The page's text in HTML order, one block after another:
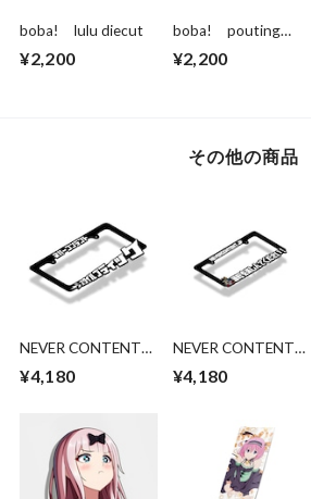
boba! lulu diecut
¥2,200
boba! pouting
¥2,200
その他の商品
NEVER CONTENT
ライセンスフレーム
¥4,180
NEVER CONTENT
スフレーム
¥4,180